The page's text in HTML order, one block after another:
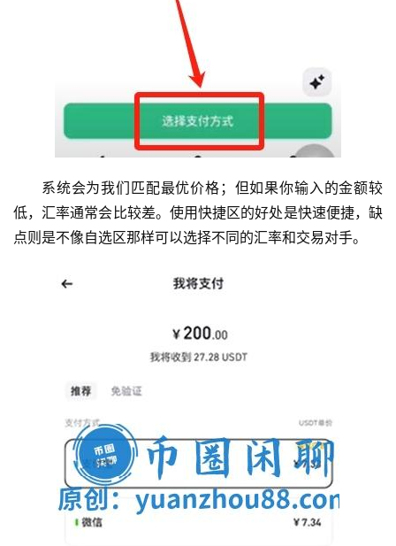
系统会为我们匹配最优价格；但如果你输入的金额较
低，汇率通常会比较差。使用快捷区的好处是快速便捷，缺
点则是不像自选区那样可以选择不同的汇率和交易对手。